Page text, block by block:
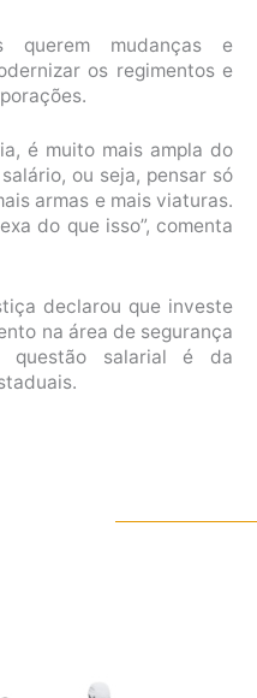
querem mudanças e
os regimentos e
é muito mais ampla do
ou seja, pensar só
armas e mais viaturas.
do que isso”, comenta
declarou que investe
na área de segurança
questão salarial é da